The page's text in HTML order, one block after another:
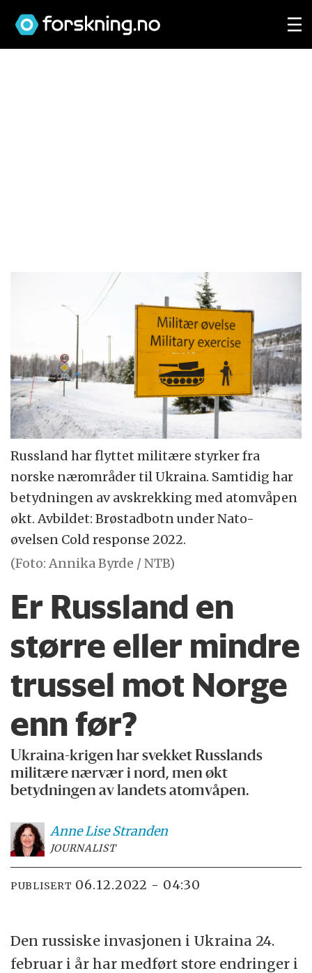
Russland har flyttet militære styrker fra
norske nærområder til Ukraina. Samtidig har
betydningen av avskrekking med atomvåpen
økt. Avbildet: Brøstadbotn under Nato-
øvelsen Cold response 2022.
(Foto: Annika Byrde / NTB)
Er Russland en
større eller mindre
trussel mot Norge
enn før?
Ukraina-krigen har svekket Russlands
militære nærvær i nord, men økt
betydningen av landets atomvåpen.
Anne Lise Stranden
JOURNALIST
PUBLISERT 06.12.2022 - 04:30
Den russiske invasjonen i Ukraina 24.
februar i år har medført store endringer i